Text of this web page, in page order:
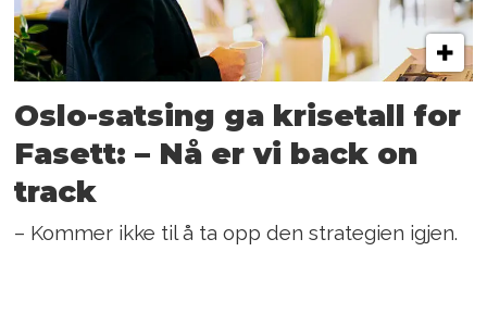
Oslo-satsing ga krisetall for
Fasett: – Nå er vi back on
track
– Kommer ikke til å ta opp den strategien igjen.